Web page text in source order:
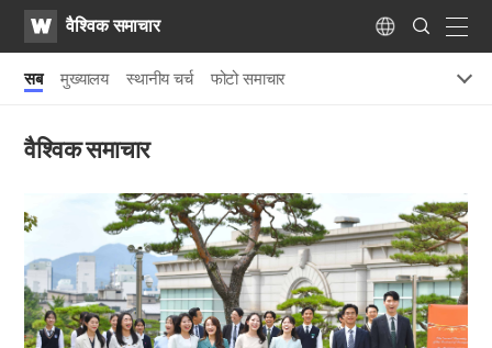
WATVवैश्विक समाचार Language
Search
Submit
सब मुख्यालय स्थानीय चर्च फोटो समाचार
वैश्विक समाचार